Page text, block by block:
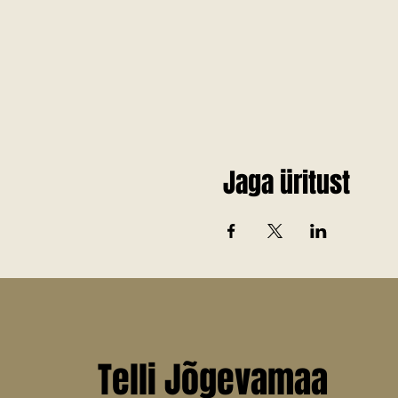
Jaga üritust
Telli Jõgevamaa